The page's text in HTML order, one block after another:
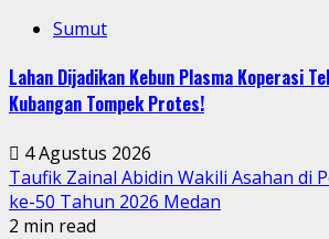
Sumut
Lahan Dijadikan Kebun Plasma Koperasi
Kubangan Tompek Protes!
4 Agustus 2026
Taufik Zainal Abidin Wakili Asahan di
ke-50 Tahun 2026 Medan
2 min read